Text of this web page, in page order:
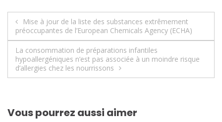
Navigation
de
l’article
Mise à jour de la liste des substances extrêmement
préoccupantes de l’European Chemicals Agency (ECHA)
La consommation de préparations infantiles
hypoallergéniques n’est pas associée à un moindre risque
d’allergies chez les nourrissons
Vous pourrez aussi aimer